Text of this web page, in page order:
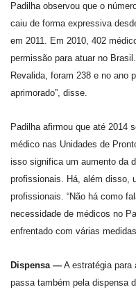
Padilha observou que o
caiu de forma expressiva
em 2011. Em 2010, 402
permissão para atuar no
Revalida, foram 238 e no ano
aprimorado”, disse.
Padilha afirmou que até 2014
médico nas Unidades de
isso significa um aumento da
profissionais. Há, além disso,
profissionais. “Não há como
necessidade de médicos no
enfrentado com várias
Dispensa — A estratégia para
passa também pela dispensa